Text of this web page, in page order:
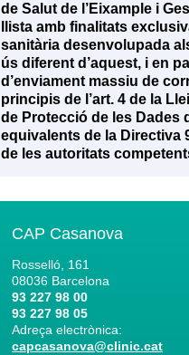
de Salut de l’Eixample i
llista amb finalitats
sanitària desenvolupada
ús diferent d’aquest, i en
d’enviament massiu de
principis de l’art. 4 de la
de Protecció de les Dades
equivalents de la Directiva
de les autoritats
CAP Casanova
Rosselló, 161
08036 Barcelona
93 227 98 00
93 227 98 05
Adreça electrònica:
capcasanova@clinic.cat